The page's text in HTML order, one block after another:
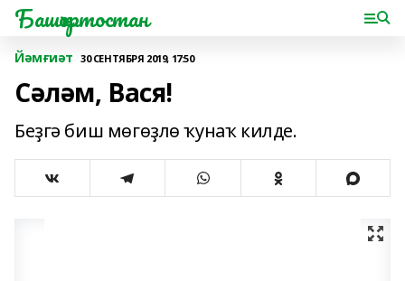
Башҡортостан
Йәмғиәт 30 СЕНТЯБРЯ 2019, 17:50
Сәләм, Вася!
Беҙгә биш мөгөҙлө ҡунаҡ килде.